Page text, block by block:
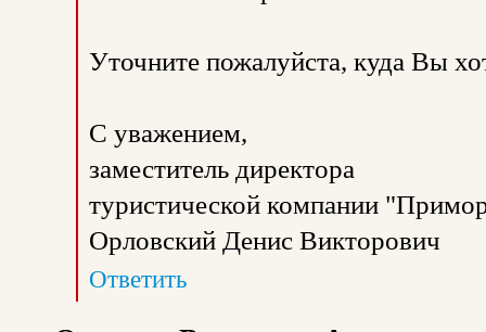
Уточните пожалуйста, куда Вы
С уважением,
заместитель директора
туристической компании
Орловский Денис Викторович
Ответить